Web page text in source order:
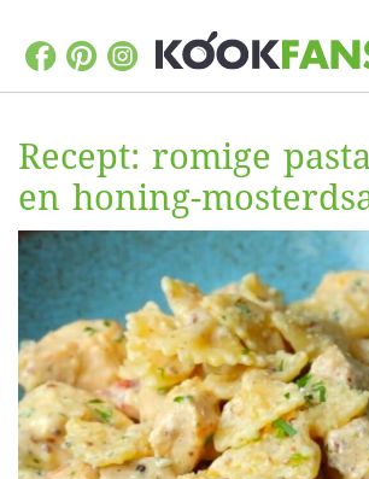
Recept: romige
en honing-